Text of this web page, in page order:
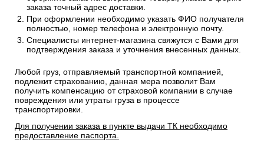
заказа точный адрес доставки.
При оформлении необходимо указать ФИО получателя
полностью, номер телефона и электронную почту.
Специалисты интернет-магазина свяжутся с Вами для
подтверждения заказа и уточнения внесенных данных.
Любой груз, отправляемый транспортной компанией,
подлежит страхованию, данная мера позволит Вам
получить компенсацию от страховой компании в случае
повреждения или утраты груза в процессе
транспортировки.
Для получении заказа в пункте выдачи ТК необходимо
предоставление паспорта.